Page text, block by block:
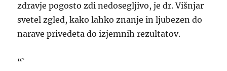
zdravje pogosto zdi nedosegljivo, je dr. Višnjar
svetel zgled, kako lahko znanje in ljubezen do
narave privedeta do izjemnih rezultatov.
“`